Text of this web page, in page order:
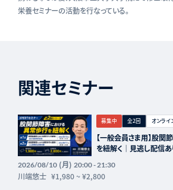
栄養セミナーの活動を行なっている。
関連セミナー
募集中 全2回 オンライ
【一般会員さま用】股
を紐解く｜見逃し配信あ
2026/08/10(月) 20:00 - 21:30
川端悠士 ¥1,980~¥2,800